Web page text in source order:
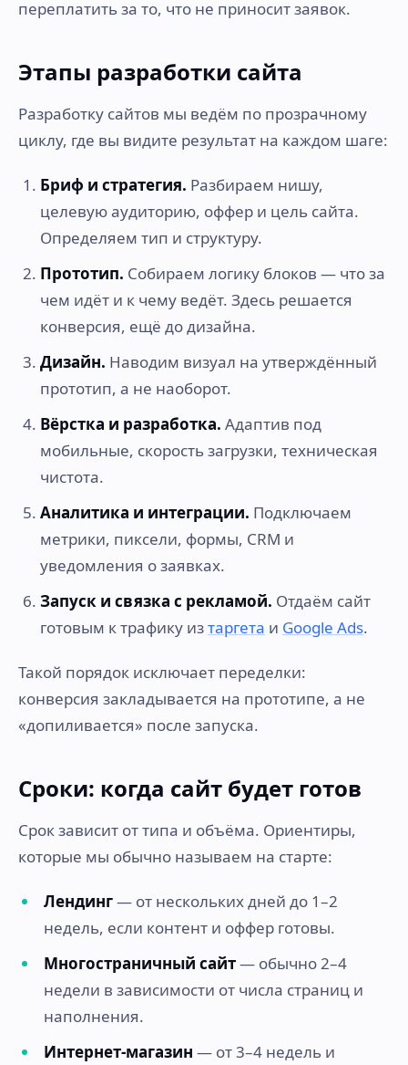
переплатить за то, что не приносит заявок.
Этапы разработки сайта
Разработку сайтов мы ведём по прозрачному
циклу, где вы видите результат на каждом шаге:
Бриф и стратегия. Разбираем нишу,
целевую аудиторию, оффер и цель сайта.
Определяем тип и структуру.
Прототип. Собираем логику блоков — что за
чем идёт и к чему ведёт. Здесь решается
конверсия, ещё до дизайна.
Дизайн. Наводим визуал на утверждённый
прототип, а не наоборот.
Вёрстка и разработка. Адаптив под
мобильные, скорость загрузки, техническая
чистота.
Аналитика и интеграции. Подключаем
метрики, пиксели, формы, CRM и
уведомления о заявках.
Запуск и связка с рекламой. Отдаём сайт
готовым к трафику изтаргета и Google Ads.
Такой порядок исключает переделки:
конверсия закладывается на прототипе, а не
«допиливается» после запуска.
Сроки: когда сайт будет готов
Срок зависит от типа и объёма. Ориентиры,
которые мы обычно называем на старте:
Лендинг— от нескольких дней до 1–2
недель, если контент и оффер готовы.
Многостраничный сайт— обычно 2–4
недели в зависимости от числа страниц и
наполнения.
Интернет-магазин — от 3–4 недель и